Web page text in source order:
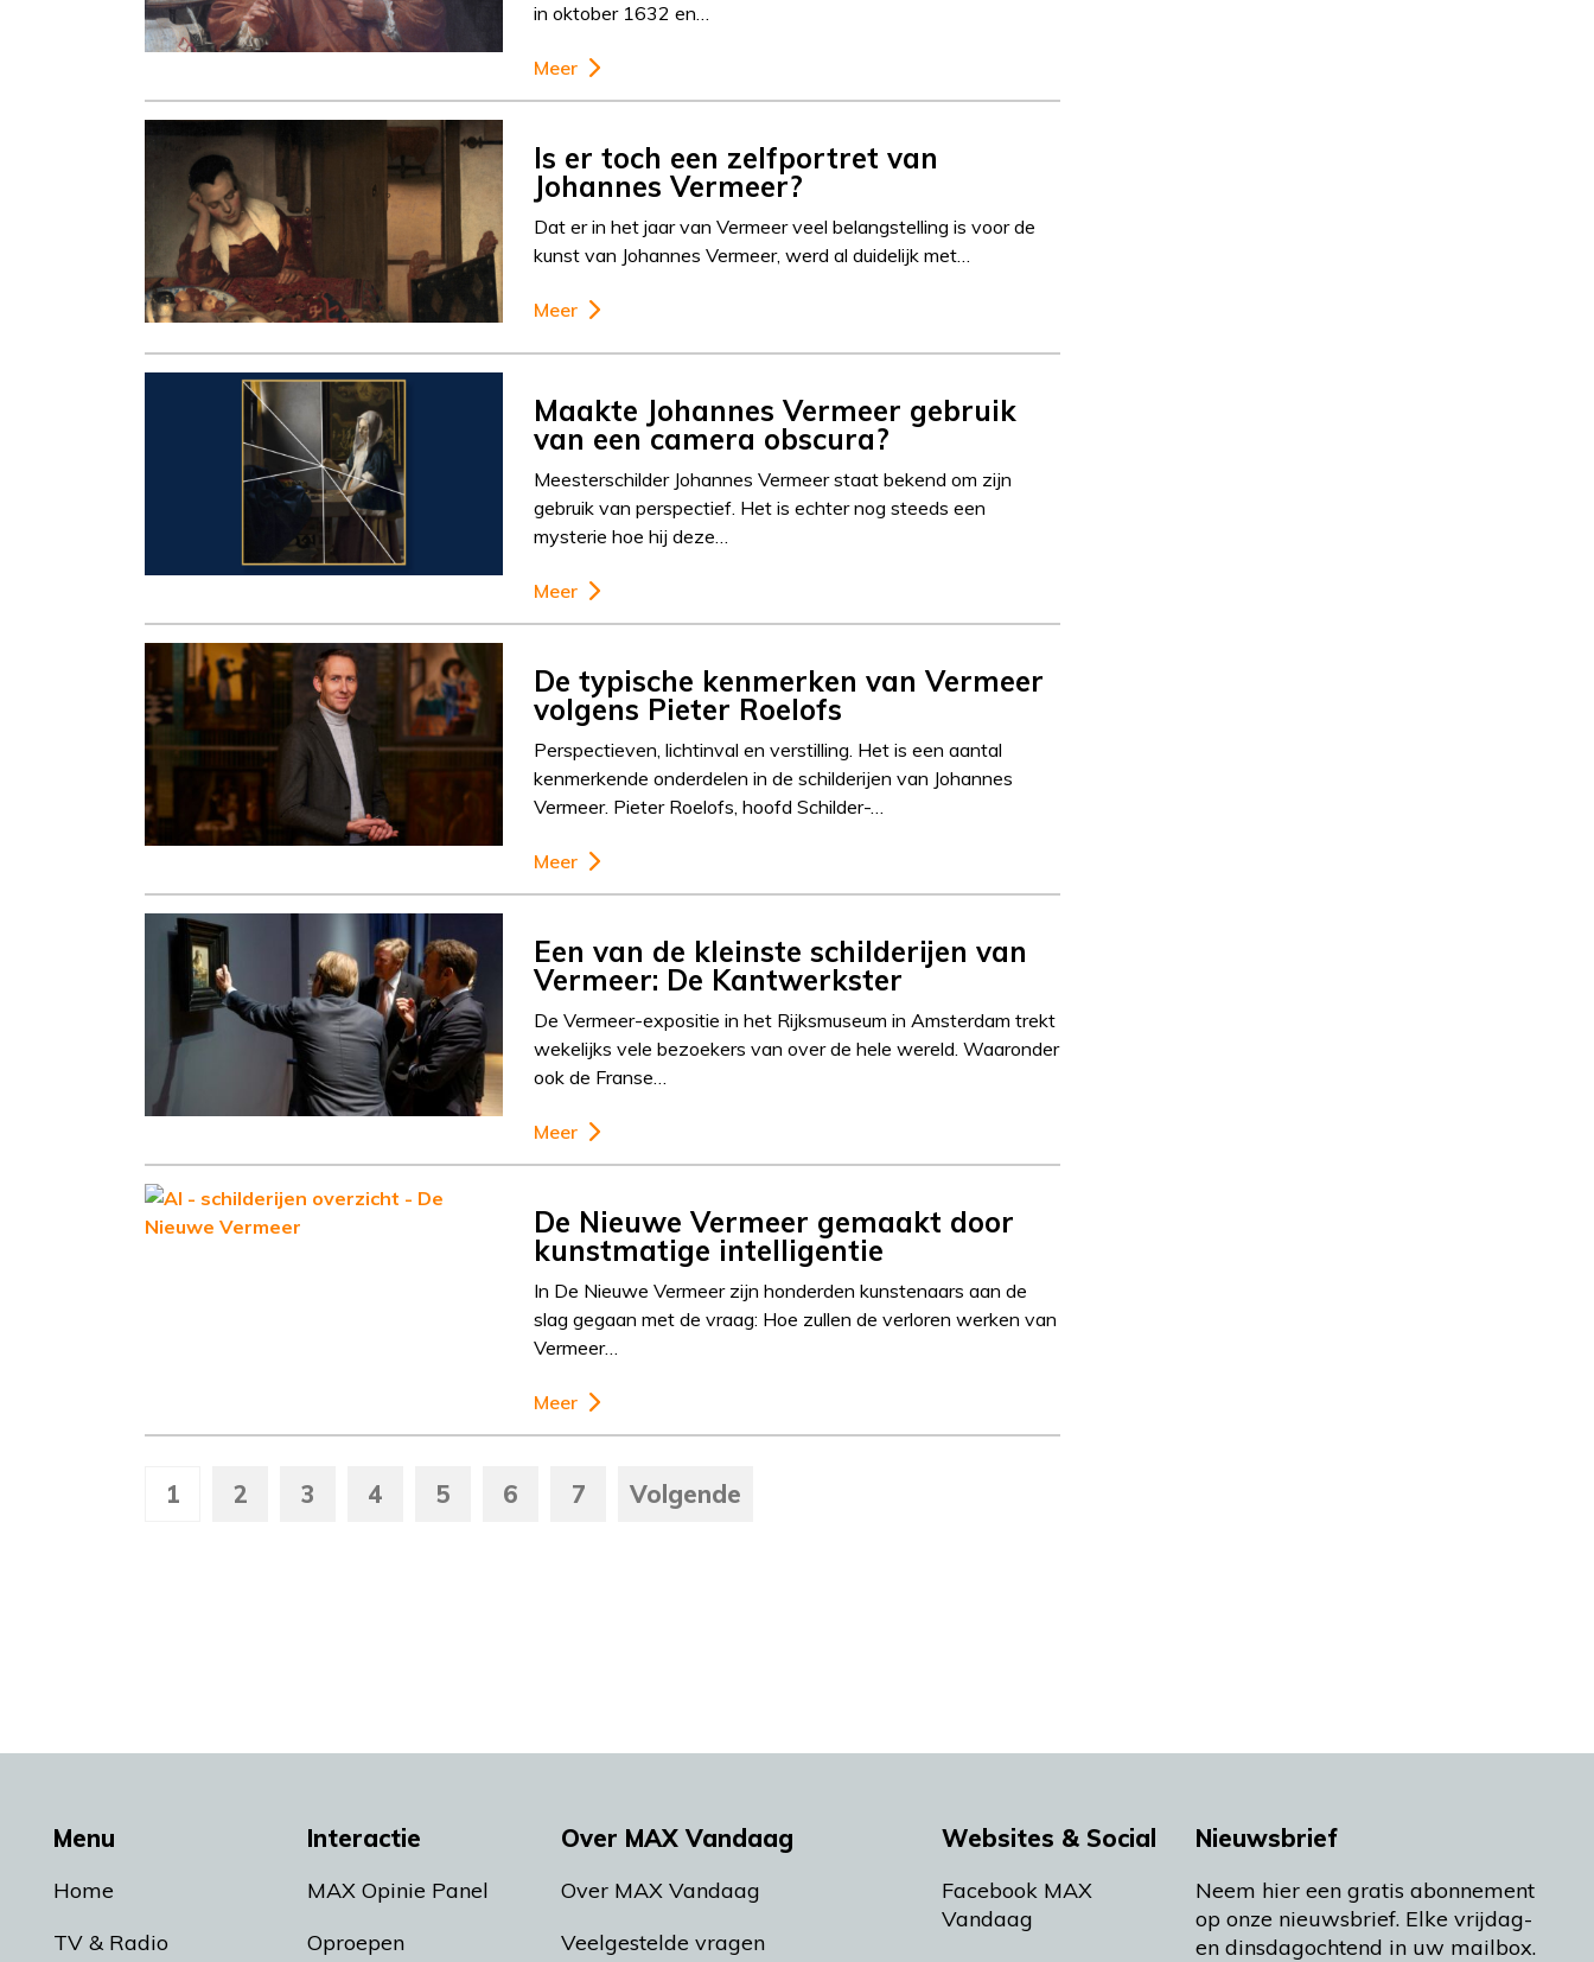
in oktober 1632 en…
Meer
Is er toch een zelfportret van
Johannes Vermeer?
Dat er in het jaar van Vermeer veel belangstelling is voor de
kunst van Johannes Vermeer, werd al duidelijk met…
Meer
Maakte Johannes Vermeer gebruik
van een camera obscura?
Meesterschilder Johannes Vermeer staat bekend om zijn
gebruik van perspectief. Het is echter nog steeds een
mysterie hoe hij deze…
Meer
De typische kenmerken van Vermeer
volgens Pieter Roelofs
Perspectieven, lichtinval en verstilling. Het is een aantal
kenmerkende onderdelen in de schilderijen van Johannes
Vermeer. Pieter Roelofs, hoofd Schilder-…
Meer
Een van de kleinste schilderijen van
Vermeer: De Kantwerkster
De Vermeer-expositie in het Rijksmuseum in Amsterdam trekt
wekelijks vele bezoekers van over de hele wereld. Waaronder
ook de Franse…
Meer
De Nieuwe Vermeer gemaakt door
kunstmatige intelligentie
In De Nieuwe Vermeer zijn honderden kunstenaars aan de
slag gegaan met de vraag: Hoe zullen de verloren werken van
Vermeer…
Meer
1 2 3 4 5 6 7 Volgende
Menu
Home
TV & Radio
Interactie
MAX Opinie Panel
Oproepen
Over MAX Vandaag
Over MAX Vandaag
Veelgestelde vragen
Websites & Social
Facebook MAX
Vandaag
Nieuwsbrief
Neem hier een gratis abonnement
op onze nieuwsbrief. Elke vrijdag-
en dinsdagochtend in uw mailbox.